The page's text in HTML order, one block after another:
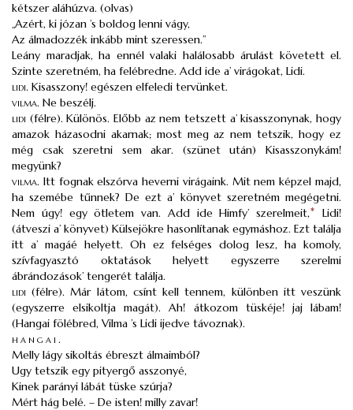
kétszer aláhúzva. (olvas)
„Azért, ki józan ’s boldog lenni vágy,
Az álmadozzék inkább mint szeressen.”
Leány maradjak, ha ennél valaki halálosabb árulást követett el.
Szinte szeretném, ha felébredne. Add ide a’ virágokat, Lidi.
lidi. Kisasszony! egészen elfeledi tervünket.
vilma. Ne beszélj.
lidi (félre). Különös. Előbb az nem tetszett a’ kisasszonynak, hogy
amazok házasodni akarnak; most meg az nem tetszik, hogy ez
még csak szeretni sem akar. (szünet után) Kisasszonykám!
megyünk?
vilma. Itt fognak elszórva heverni virágaink. Mit nem képzel majd,
ha szemébe tűnnek? De ezt a’ könyvet szeretném megégetni.
Nem úgy! egy ötletem van. Add ide Himfy’ szerelmeit,*
Lidi!
(átveszi a’ könyvet) Külsejökre hasonlítanak egymáshoz. Ezt találja
itt a’ magáé helyett. Oh ez felséges dolog lesz, ha komoly,
szívfagyasztó oktatások helyett egyszerre szerelmi
ábrándozások’ tengerét találja.
lidi (félre). Már látom, csínt kell tennem, különben itt veszünk
(egyszerre elsikoltja magát). Ah! átkozom tüskéje! jaj lábam!
(Hangai fölébred, Vilma ’s Lidi ijedve távoznak).
hangai .
Melly lágy sikoltás ébreszt álmaimból?
Ugy tetszik egy pityergő asszonyé,
Kinek parányi lábát tüske szúrja?
Mért hág belé. – De isten! milly zavar!